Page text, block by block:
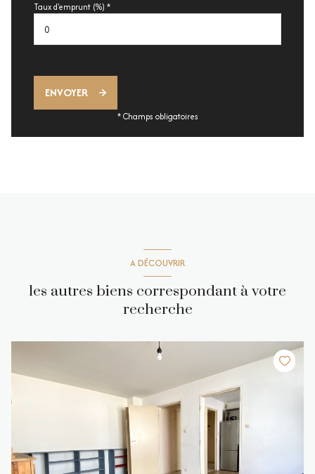
Taux d'emprunt (%) *
ENVOYER
* Champs obligatoires
A DÉCOUVRIR
les autres biens correspondant à votre
recherche